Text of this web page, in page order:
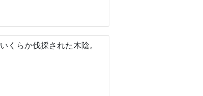
いくらか伐採された木陰。